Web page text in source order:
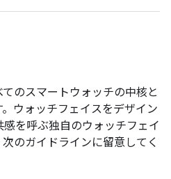
のスマートウォッチの中核と
ウォッチフェイスをデザイン
を呼ぶ独自のウォッチフェイ
のガイドラインに留意してく